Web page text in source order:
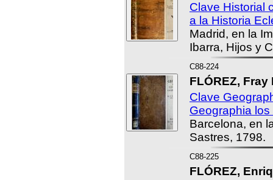
Clave Historial
a la Historia
Madrid, en la
Ibarra, Hijos y
C88-224
FLÓREZ, Fray
Clave
Geographia
Barcelona, en
Sastres, 1798.
C88-225
FLÓREZ,